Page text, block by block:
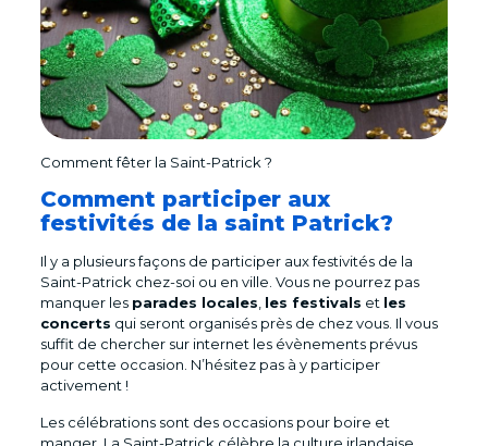
Comment fêter la Saint-Patrick ?
Comment participer aux
festivités de la saint Patrick?
Il y a plusieurs façons de participer aux festivités de la
Saint-Patrick chez-soi ou en ville. Vous ne pourrez pas
manquer les parades locales les festivals et les
concerts qui seront organisés près de chez vous. Il vous
suffit de chercher sur internet les évènements prévus
pour cette occasion. N’hésitez pas à y participer
activement !
Les célébrations sont des occasions pour boire et
manger. La Saint-Patrick célèbre la culture irlandaise.